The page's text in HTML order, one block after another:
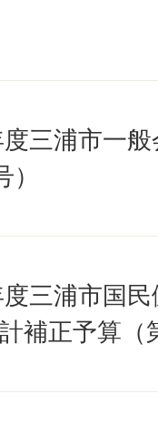
三浦市一
三浦市国
補正予算（